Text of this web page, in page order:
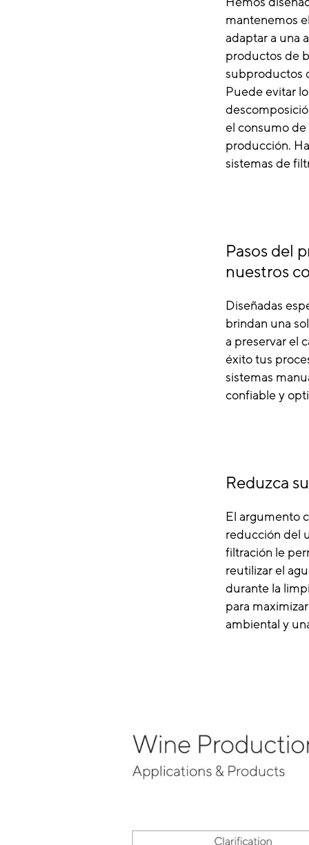
mantenemos
adaptar a una
productos de
subproductos
Puede evitar
el consumo
producción.
sistemas de
Pasos del
nuestros
Diseñadas
brindan una
a preservar el
éxito tus
sistemas
confiable y
Reduzca
El argumento
reducción del
filtración le
reutilizar el
durante la
para
ambiental y